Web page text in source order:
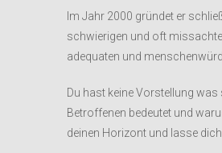
Im Jahr 2000 gründet er
schwierigen und oft
adequaten und
Du hast keine Vorstellung
Betroffenen bedeutet und
deinen Horizont und lasse